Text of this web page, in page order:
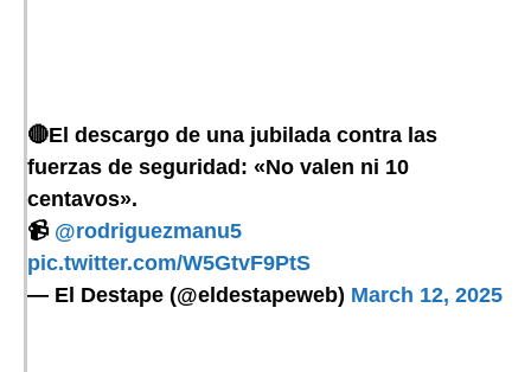
🔴El descargo de una jubilada contra las
fuerzas de seguridad: «No valen ni 10
centavos».
📹 @rodriguezmanu5
pic.twitter.com/W5GtvF9PtS
— El Destape (@eldestapeweb) March 12, 2025